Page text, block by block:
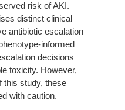
risk of AKI.
distinct clinical
antibiotic escalation
informed
decisions
toxicity. However,
this study, these
with caution.